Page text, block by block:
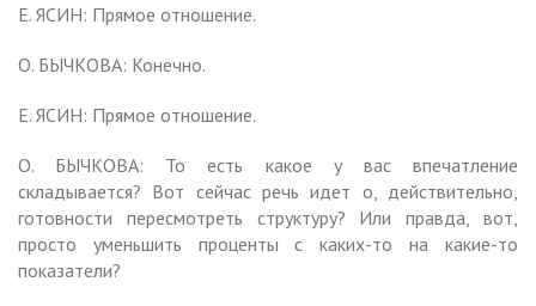
Е. ЯСИН: Прямое отношение.
О. БЫЧКОВА: Конечно.
Е. ЯСИН: Прямое отношение.
О. БЫЧКОВА: То есть какое у вас впечатление
складывается? Вот сейчас речь идет о, действительно,
готовности пересмотреть структуру? Или правда, вот,
просто уменьшить проценты с каких-то на какие-то
показатели?